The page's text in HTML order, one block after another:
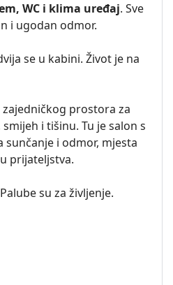
WC i klima uređaj. Sve
i ugodan odmor.
se u kabini. Život je na
prostora za
i tišinu. Tu je salon s
sunčanje i odmor, mjesta
prijateljstva.
su za življenje.